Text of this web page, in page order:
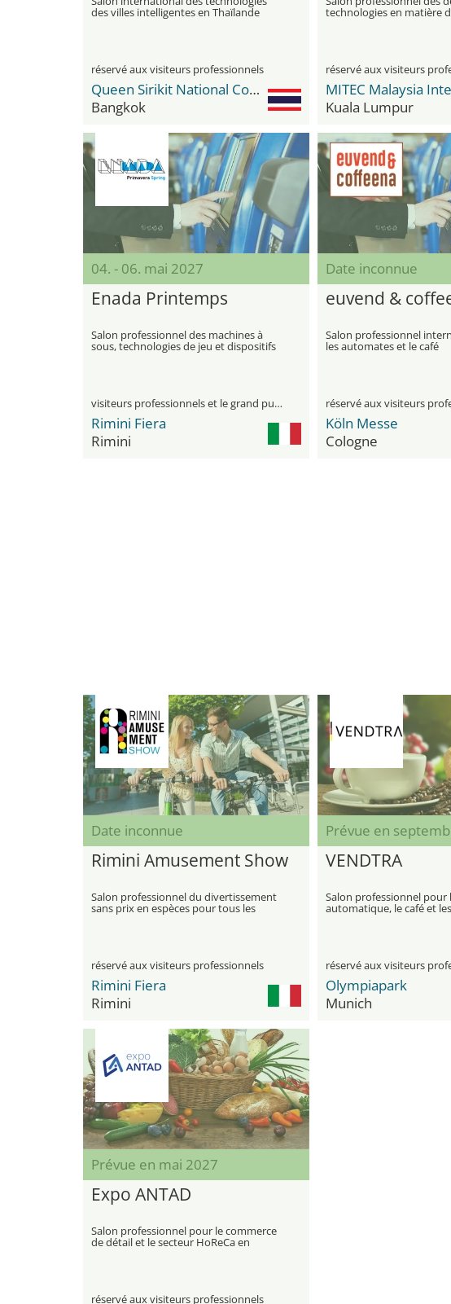
des villes intelligentes en Thaïlande
réservé aux visiteurs professionnels
Queen Sirikit National Convention Center
Bangkok
technologies en matière
numérisation dans le
réservé aux visiteurs
Kuala Lumpur
04. - 06. mai 2027
Enada Printemps
Salon professionnel des machines à
sous, technologies de jeu et dispositifs
de divertissement
visiteurs professionnels et le grand public
Rimini Fiera
Rimini
Date inconnue
euvend &
Salon professionnel
les automates et le café
réservé aux visiteurs
Köln Messe
Cologne
Date inconnue
Rimini Amusement Show
Salon professionnel du divertissement
sans prix en espèces pour tous les
groupes d'âge
réservé aux visiteurs professionnels
Rimini Fiera
Rimini
Prévue en
VENDTRA
Salon professionnel
automatique, le café et
automatiques, physique
réservé aux visiteurs
Olympiapark
Munich
Prévue en mai 2027
Expo ANTAD
Salon professionnel pour le commerce
de détail et le secteur HoReCa en
réservé aux visiteurs professionnels